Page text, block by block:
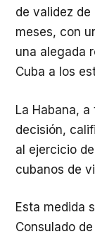
de validez de
meses, con
una alegada
Cuba a los
La Habana,
decisión,
al ejercicio
cubanos de
Esta medida
Consulado